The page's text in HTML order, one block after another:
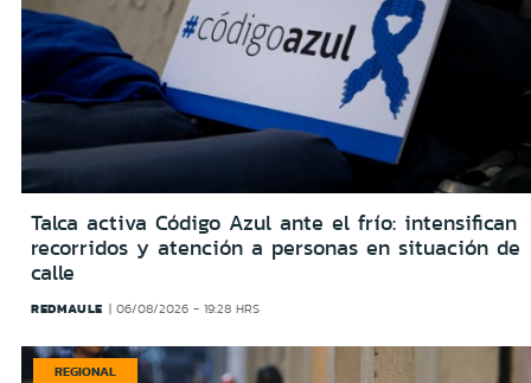
Talca activa Código Azul ante el frío: intensifican
recorridos y atención a personas en situación de
calle
REDMAULE 06/08/2026 - 19:28 HRS
REGIONAL